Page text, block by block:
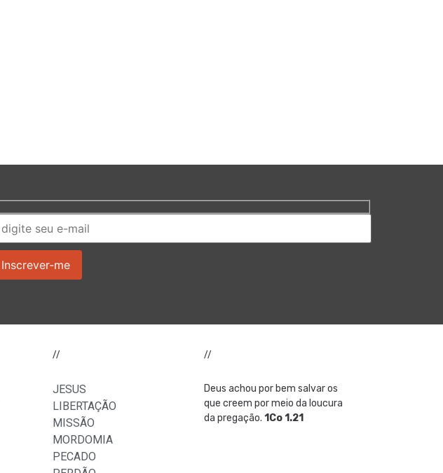
//
JESUS
LIBERTAÇÃO
MISSÃO
MORDOMIA
PECADO
//
Deus achou por bem salvar os
que creem por meio da loucura
da pregação. 1Co 1.21